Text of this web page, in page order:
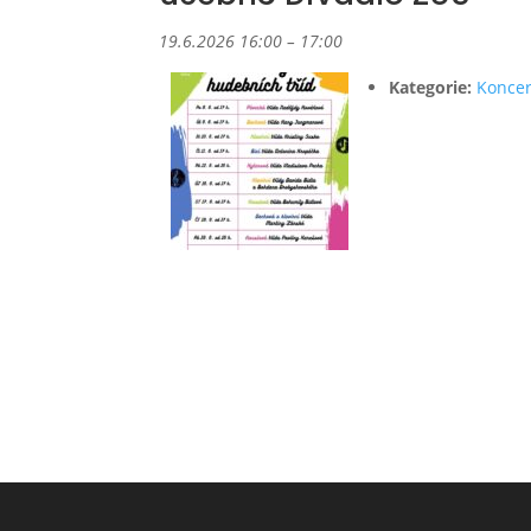
19.6.2026 16:00 – 17:00
Kategorie: